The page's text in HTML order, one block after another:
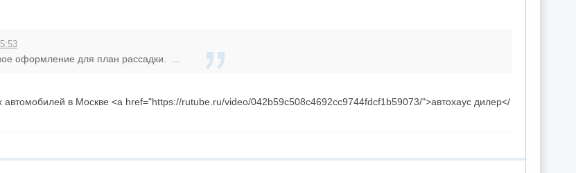
оформление для план рассадки. ...
в Москве <a href="https://rutube.ru/video/042b59c508c4692cc9744fdcf1b59073/">автохаус дилер</